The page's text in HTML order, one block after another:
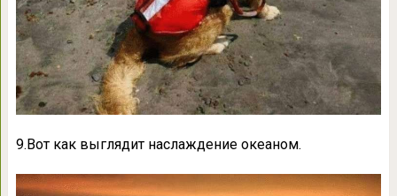
9.Вот как выглядит наслаждение океаном.